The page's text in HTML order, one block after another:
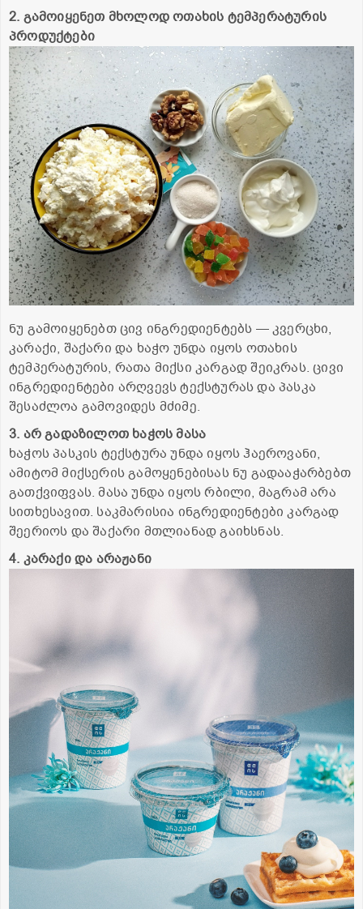
2. გამოიყენეთ მხოლოდ ოთახის ტემპერატურის
პროდუქტები
ნუ გამოიყენებთ ცივ ინგრედიენტებს — კვერცხი,
კარაქი, შაქარი და ხაჭო უნდა იყოს ოთახის
ტემპერატურის, რათა მიქსი კარგად შეიკრას. ცივი
ინგრედიენტები არღვევს ტექსტურას და პასკა
შესაძლოა გამოვიდეს მძიმე.
3. არ გადაზილოთ ხაჭოს მასა
ხაჭოს პასკის ტექსტურა უნდა იყოს ჰაეროვანი,
ამიტომ მიქსერის გამოყენებისას ნუ გადააჭარბებთ
გათქვიფვას. მასა უნდა იყოს რბილი, მაგრამ არა
სითხესავით. საკმარისია ინგრედიენტები კარგად
შეერიოს და შაქარი მთლიანად გაიხსნას.
4. კარაქი და არაჟანი